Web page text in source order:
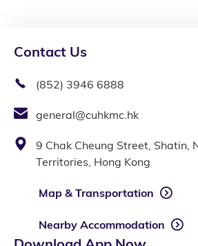
Contact Us
(852) 3946 6888
general@cuhkmc.hk
9 Chak Cheung Street, Shatin,
Territories, Hong Kong
Map & Transportation
Nearby Accommodation